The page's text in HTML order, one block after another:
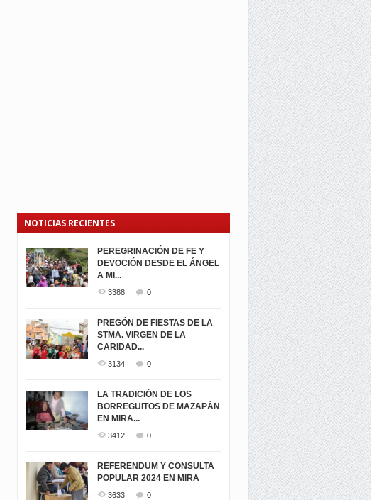
NOTICIAS RECIENTES
PEREGRINACIÓN DE FE Y
DEVOCIÓN DESDE EL ÁNGEL
A MI...
3388 0
PREGÓN DE FIESTAS DE LA
STMA. VIRGEN DE LA
CARIDAD...
3134 0
LA TRADICIÓN DE LOS
BORREGUITOS DE MAZAPÁN
EN MIRA...
3412 0
REFERENDUM Y CONSULTA
POPULAR 2024 EN MIRA
3633 0